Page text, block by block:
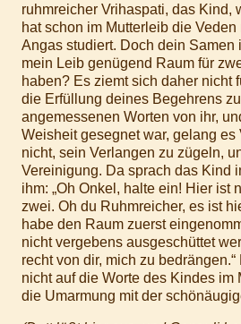
ruhmreicher Vrihaspati, das Kind,
hat schon im Mutterleib die
Angas studiert. Doch dein Samen
mein Leib genügend Raum für
haben? Es ziemt sich daher nicht
die Erfüllung deines Begehrens
angemessenen Worten von ihr,
Weisheit gesegnet war, gelang es
nicht, sein Verlangen zu zügeln,
Vereinigung. Da sprach das Kind
ihm: „Oh Onkel, halte ein! Hier ist
zwei. Oh du Ruhmreicher, es ist
habe den Raum zuerst
nicht vergebens ausgeschüttet
recht von dir, mich zu
nicht auf die Worte des Kindes im
die Umarmung mit der